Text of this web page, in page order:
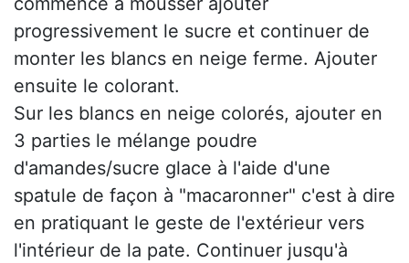
progressivement le sucre et continuer de
monter les blancs en neige ferme. Ajouter
ensuite le colorant.
Sur les blancs en neige colorés, ajouter en
3 parties le mélange poudre
d'amandes/sucre glace à l'aide d'une
spatule de façon à "macaronner" c'est à dire
en pratiquant le geste de l'extérieur vers
l'intérieur de la pate. Continuer jusqu'à